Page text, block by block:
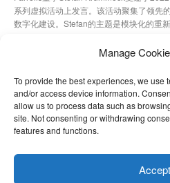
Manage
To provide the best experiences, we use
and/or access device information.
allow us to process data such as
site. Not consenting or withdrawing
features and functions.
Accept
系列虚拟活动上发言。该活动聚集了领先
数字化建设。Stefan的主题是模块化的重